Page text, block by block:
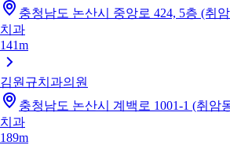
충청남도 논산시 중앙로 424, 5층 (취
치과
141m
김원규치과의원
충청남도 논산시 계백로 1001-1 (취암
치과
189m